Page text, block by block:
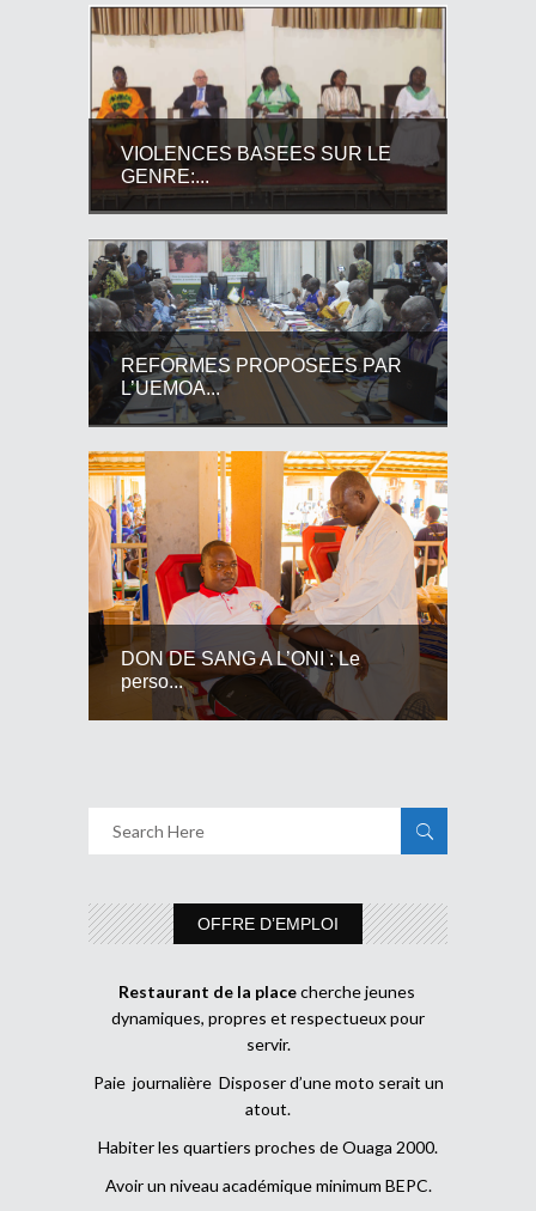
VIOLENCES BASEES SUR LE
GENRE:...
REFORMES PROPOSEES PAR
L’UEMOA...
DON DE SANG A L’ONI : Le
perso...
OFFRE D’EMPLOI
Restaurant de la placecherche jeunes
dynamiques, propres et respectueux pour
servir.
Paie journalière Disposer d’une moto serait un
atout.
Habiter les quartiers proches de Ouaga 2000.
Avoir un niveau académique minimum BEPC.